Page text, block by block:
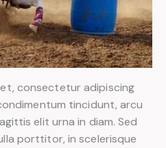
consectetur adipiscing
tincidunt, arcu
elit urna in diam. Sed
porttitor, in scelerisque